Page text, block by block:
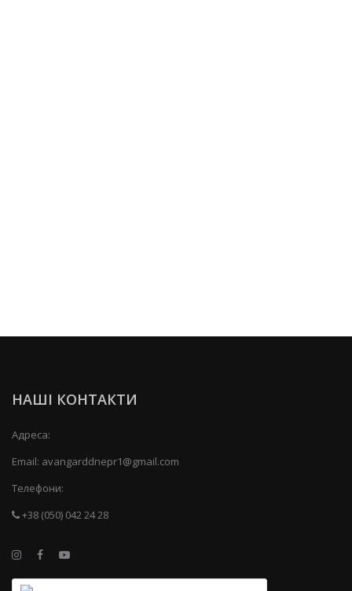
НАШІ КОНТАКТИ
Адреса:
Email: avangarddnepr1@gmail.com
Телефони:
+38 (050) 042 24 28